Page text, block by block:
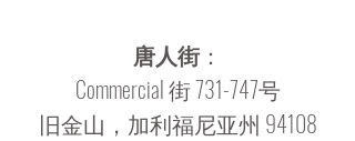
唐人街：
Commercial 街 731-747号
旧金山，加利福尼亚州 94108